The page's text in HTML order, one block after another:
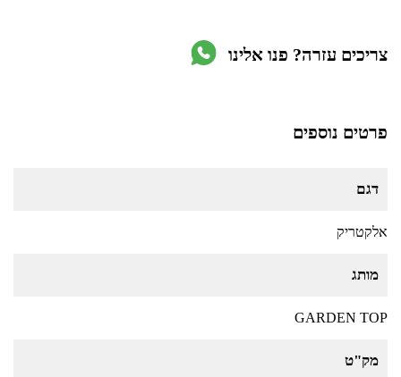
צריכים עזרה? פנו אלינו
פרטים נוספים
דגם
אלקטריק
מותג
GARDEN TOP
מק"ט